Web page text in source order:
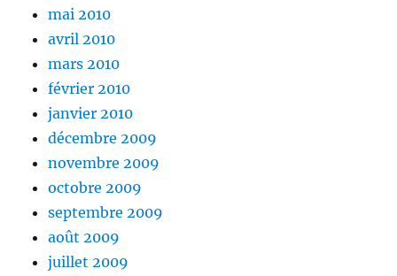
mai 2010
avril 2010
mars 2010
février 2010
janvier 2010
décembre 2009
novembre 2009
octobre 2009
septembre 2009
août 2009
juillet 2009